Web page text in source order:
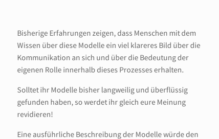
Bisherige Erfahrungen zeigen, dass Menschen mit dem
Wissen über diese Modelle ein viel klareres Bild über die
Kommunikation an sich und über die Bedeutung der
eigenen Rolle innerhalb dieses Prozesses erhalten.
Solltet ihr Modelle bisher langweilig und überflüssig
gefunden haben, so werdet ihr gleich eure Meinung
revidieren!
Eine ausführliche Beschreibung der Modelle würde den